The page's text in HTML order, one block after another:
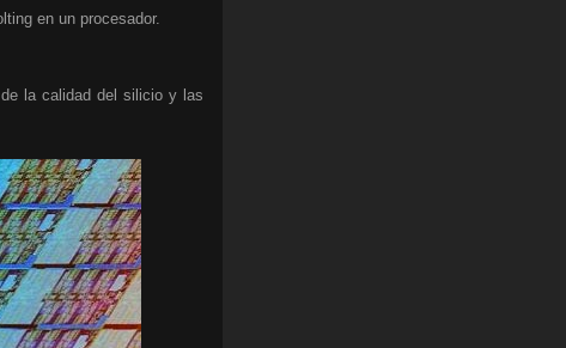
en un procesador.
la calidad del silicio y las